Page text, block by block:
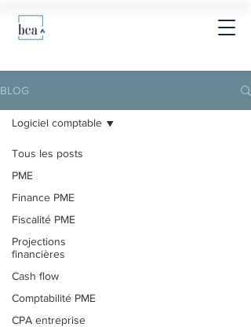
BLOG
Tous les posts
PME
Finance PME
Fiscalité PME
Projections
financières
Cash flow
Comptabilité PME
CPA entreprise
Logiciel comptable